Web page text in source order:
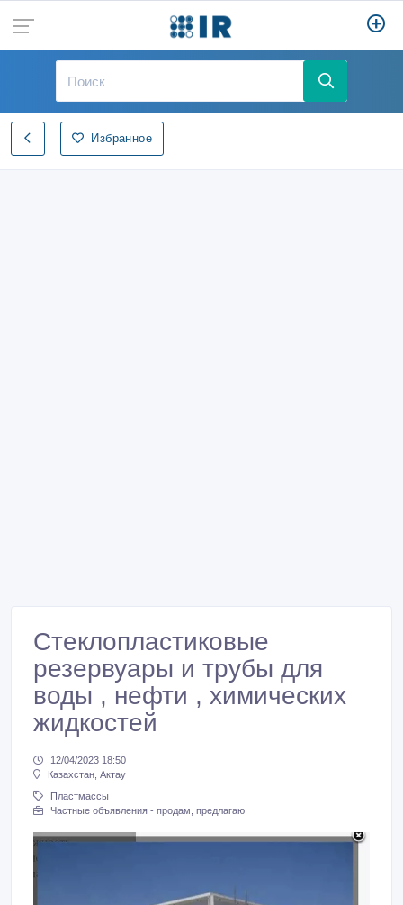
Избранное
Стеклопластиковые
резервуары и трубы для
воды , нефти , химических
жидкостей
12/04/2023 18:50
Казахстан, Актау
Пластмассы
Частные объявления - продам, предлагаю